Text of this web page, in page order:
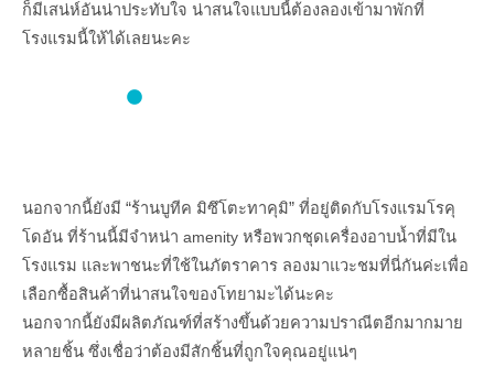
ก็มีเสน่ห์อันน่าประทับใจ น่าสนใจแบบนี้ต้องลองเข้ามาพักที่
โรงแรมนี้ให้ได้เลยนะคะ
นอกจากนี้ยังมี “ร้านบูทีค มิซึโตะทาคุมิ” ที่อยู่ติดกับโรงแรมโรคุ
โดอัน ที่ร้านนี้มีจำหน่า amenity หรือพวกชุดเครื่องอาบน้ำที่มีใน
โรงแรม และพาชนะที่ใช้ในภัตราคาร ลองมาแวะชมที่นี่กันค่ะเพื่อ
เลือกซื้อสินค้าที่น่าสนใจของโทยามะได้นะคะ
นอกจากนี้ยังมีผลิตภัณฑ์ที่สร้างขึ้นด้วยความปราณีตอีกมากมาย
หลายชิ้น ซึ่งเชื่อว่าต้องมีสักชิ้นที่ถูกใจคุณอยู่แน่ๆ